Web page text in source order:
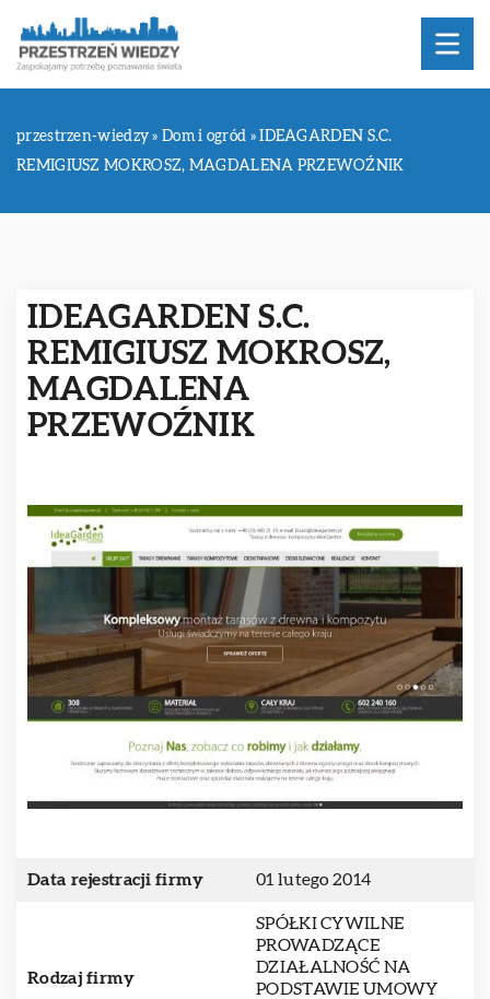
przestrzen-wiedzy »Dom i ogród »IDEAGARDEN S.C.
REMIGIUSZ MOKROSZ, MAGDALENA PRZEWOŹNIK
IDEAGARDEN S.C.
REMIGIUSZ MOKROSZ,
MAGDALENA
PRZEWOŹNIK
Data rejestracji firmy 01 lutego 2014
Rodzaj firmy
SPÓŁKI CYWILNE
PROWADZĄCE
DZIAŁALNOŚĆ NA
PODSTAWIE UMOWY